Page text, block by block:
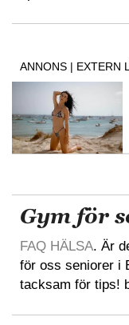
Gym för
FAQ HÄLSA. Är
för oss seniorer i
tacksam för tips!